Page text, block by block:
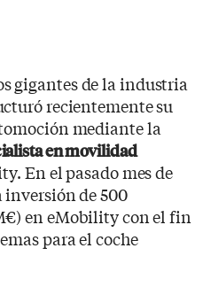
gigantes de la industria
recientemente su
mediante la
en movilidad
En el pasado mes de
de 500
en eMobility con el fin
para el coche